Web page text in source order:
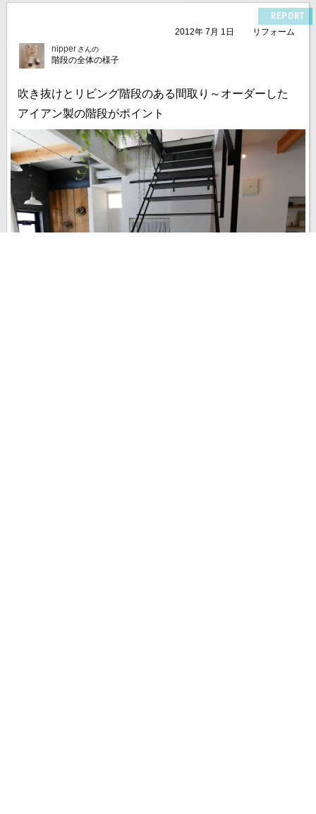
REPORT
2012年 7月 1日
リフォーム
nipper さんの
階段の全体の様子
吹き抜けとリビング階段のある間取り～オーダーした
アイアン製の階段がポイント